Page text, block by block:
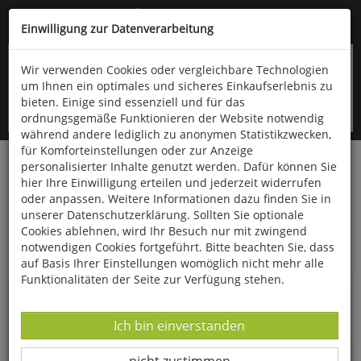
Kompletten Head der Seite überspringen
oder (06766) 9323-960
Startseite Informationen
Uppps...
Sie sind weitergeleitet worden !
haben zu öffnen, gibt es leider nicht mehr in unserem
Einwilligung zur Datenverarbeitung
Wir verwenden Cookies oder vergleichbare Technologien
um Ihnen ein optimales und sicheres Einkaufserlebnis zu
bieten. Einige sind essenziell und für das
ordnungsgemäße Funktionieren der Website notwendig
während andere lediglich zu anonymen Statistikzwecken,
für Komforteinstellungen oder zur Anzeige
personalisierter Inhalte genutzt werden. Dafür können Sie
hier Ihre Einwilligung erteilen und jederzeit widerrufen
oder anpassen. Weitere Informationen dazu finden Sie in
unserer Datenschutzerklärung. Sollten Sie optionale
Cookies ablehnen, wird Ihr Besuch nur mit zwingend
notwendigen Cookies fortgeführt. Bitte beachten Sie, dass
auf Basis Ihrer Einstellungen womöglich nicht mehr alle
Funktionalitäten der Seite zur Verfügung stehen.
Datenverarbeitung -
Ich bin einverstanden